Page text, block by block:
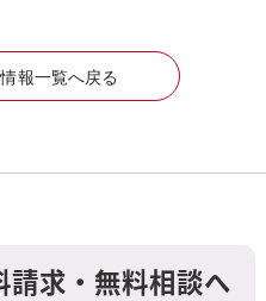
報一覧へ戻る
請求・無料相談へ